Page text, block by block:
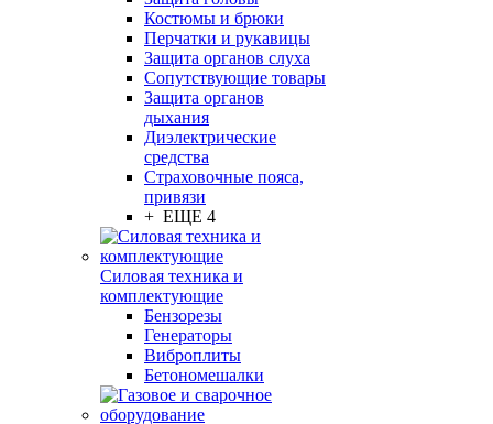
Костюмы и брюки
Перчатки и рукавицы
Защита органов слуха
Сопутствующие товары
Защита органов
дыхания
Диэлектрические
средства
Страховочные пояса,
привязи
+ ЕЩЕ 4
Силовая техника и
комплектующие
Бензорезы
Генераторы
Виброплиты
Бетономешалки